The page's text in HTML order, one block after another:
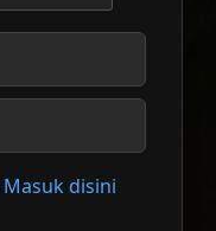
Masuk disini